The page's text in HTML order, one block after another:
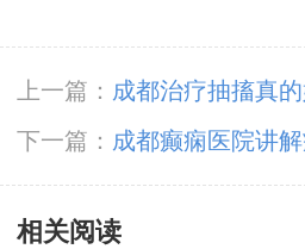
上一篇： 成都治疗抽搐真
好吗
下一篇： 成都癫痫医院讲
物有哪些?
相关阅读